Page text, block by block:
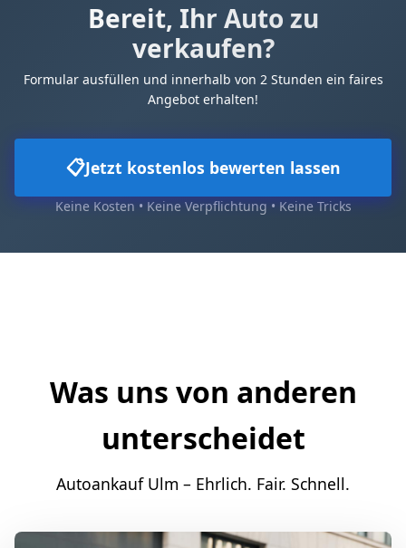
Bereit, Ihr Auto zu
verkaufen?
Formular ausfüllen und innerhalb von 2 Stunden ein faires
Angebot erhalten!
📋Jetzt kostenlos bewerten lassen
Keine Kosten • Keine Verpflichtung • Keine Tricks
Was uns von anderen
unterscheidet
Autoankauf Ulm – Ehrlich. Fair. Schnell.